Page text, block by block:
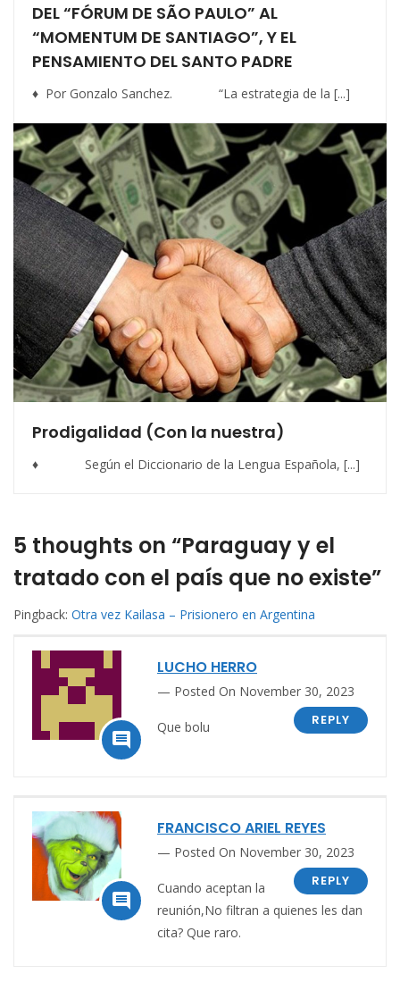
DEL “FÓRUM DE SÃO PAULO” AL
“MOMENTUM DE SANTIAGO”, Y EL
PENSAMIENTO DEL SANTO PADRE
♦ Por Gonzalo Sanchez. “La estrategia de la [...]
Prodigalidad (Con la nuestra)
♦ Según el Diccionario de la Lengua Española, [...]
5 thoughts on “Paraguay y el
tratado con el país que no existe”
Pingback: Otra vez Kailasa – Prisionero en Argentina

LUCHO HERRO
Posted On November 30, 2023
REPLY
Que bolu

FRANCISCO ARIEL REYES
Posted On November 30, 2023
REPLY
Cuando aceptan la
reunión,No filtran a quienes les dan
cita? Que raro.